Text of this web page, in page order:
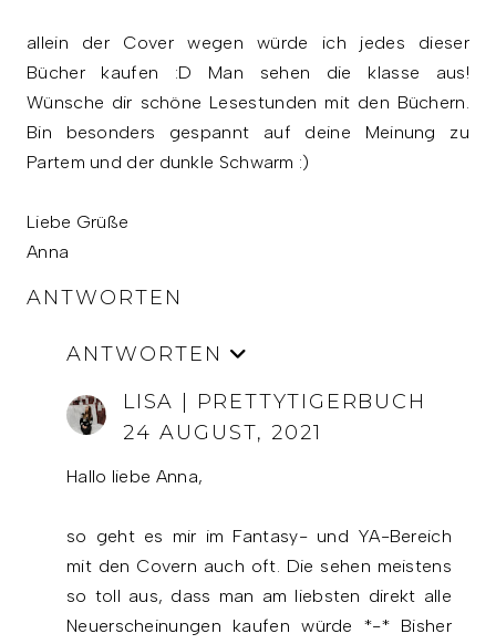
allein der Cover wegen würde ich jedes dieser
Bücher kaufen :D Man sehen die klasse aus!
Wünsche dir schöne Lesestunden mit den Büchern.
Bin besonders gespannt auf deine Meinung zu
Partem und der dunkle Schwarm :)
Liebe Grüße
Anna
ANTWORTEN
ANTWORTEN
LISA | PRETTYTIGERBUCH
24 AUGUST, 2021
Hallo liebe Anna,
so geht es mir im Fantasy- und YA-Bereich
mit den Covern auch oft. Die sehen meistens
so toll aus, dass man am liebsten direkt alle
Neuerscheinungen kaufen würde *-* Bisher